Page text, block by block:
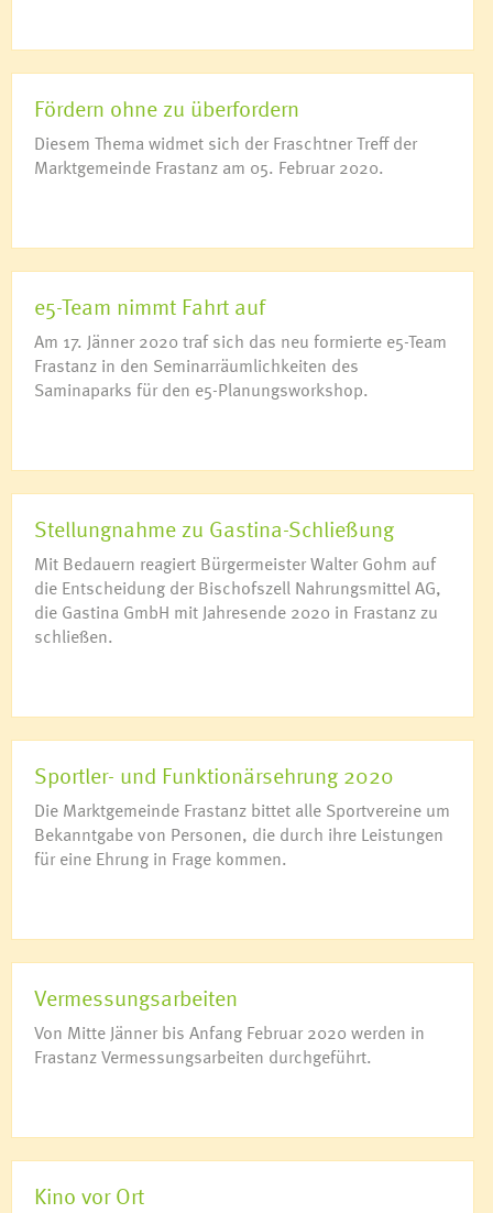
Fördern ohne zu überfordern
Diesem Thema widmet sich der Fraschtner Treff der
Marktgemeinde Frastanz am 05. Februar 2020.
e5-Team nimmt Fahrt auf
Am 17. Jänner 2020 traf sich das neu formierte e5-Team
Frastanz in den Seminarräumlichkeiten des
Saminaparks für den e5-Planungsworkshop.
Stellungnahme zu Gastina-Schließung
Mit Bedauern reagiert Bürgermeister Walter Gohm auf
die Entscheidung der Bischofszell Nahrungsmittel AG,
die Gastina GmbH mit Jahresende 2020 in Frastanz zu
schließen.
Sportler- und Funktionärsehrung 2020
Die Marktgemeinde Frastanz bittet alle Sportvereine um
Bekanntgabe von Personen, die durch ihre Leistungen
für eine Ehrung in Frage kommen.
Vermessungsarbeiten
Von Mitte Jänner bis Anfang Februar 2020 werden in
Frastanz Vermessungsarbeiten durchgeführt.
Kino vor Ort